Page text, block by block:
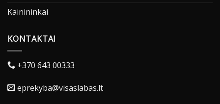
Kainininkai
KONTAKTAI
+370 643 00333
eprekyba@visaslabas.lt